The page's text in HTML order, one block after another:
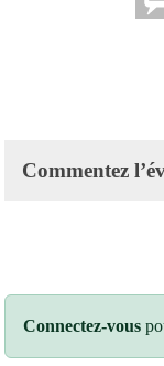
Commentez
Connectez-vous